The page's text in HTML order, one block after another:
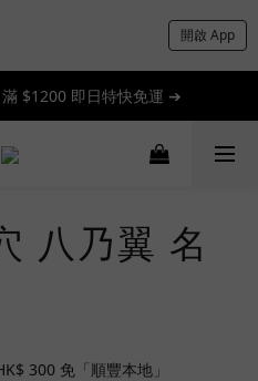
開啟 App
$1200 即日特快免運 ➔
$1200 即日特快免運 ➔
，快來領券加入！➔
八乃翼 名
300 免「順豐本地」